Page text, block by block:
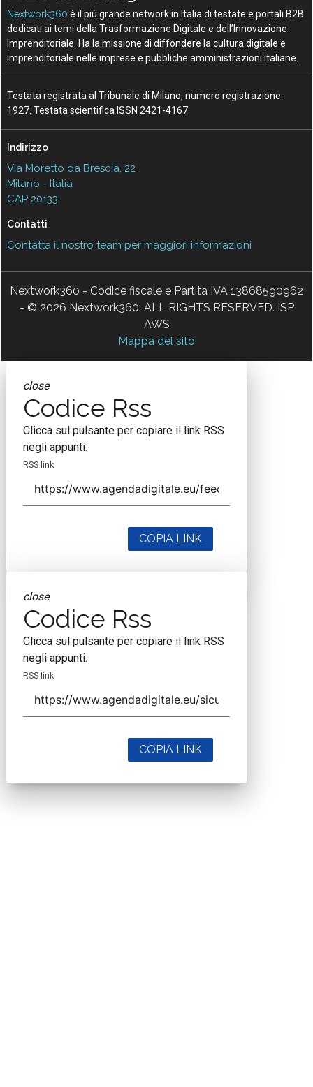
Nextwork360 è il più grande network in Italia di testate e portali B2B
dedicati ai temi della Trasformazione Digitale e dell’Innovazione
Imprenditoriale. Ha la missione di diffondere la cultura digitale e
imprenditoriale nelle imprese e pubbliche amministrazioni italiane.
Testata registrata al Tribunale di Milano, numero registrazione
1927. Testata scientifica ISSN 2421-4167
Indirizzo
Via Moretto da Brescia, 22
Milano - Italia
CAP 20133
Contatti
Contatta il nostro team per maggiori informazioni
Nextwork360 - Codice fiscale e Partita IVA 13868590962
- © 2026 Nextwork360. ALL RIGHTS RESERVED. ISP
AWS
Mappa del sito
close
Codice Rss
Clicca sul pulsante per copiare il link RSS
negli appunti.
RSS link
COPIA LINK
close
Codice Rss
Clicca sul pulsante per copiare il link RSS
negli appunti.
RSS link
COPIA LINK